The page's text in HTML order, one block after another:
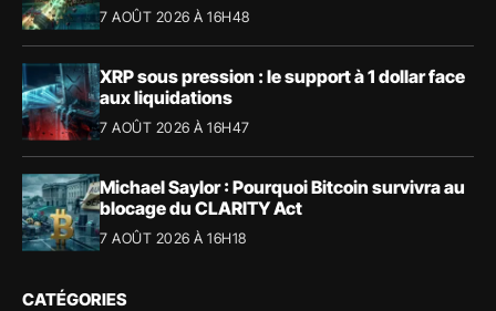
7 AOÛT 2026 À 16H48
XRP sous pression : le support à 1 dollar face
aux liquidations
7 AOÛT 2026 À 16H47
Michael Saylor : Pourquoi Bitcoin survivra au
blocage du CLARITY Act
7 AOÛT 2026 À 16H18
CATÉGORIES